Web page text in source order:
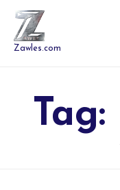
Zawles.com
Tag: